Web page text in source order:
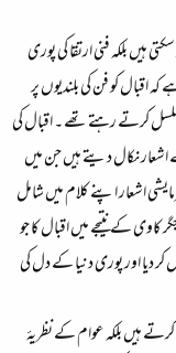
ہیں بلکہ فنی ارتقا کی پوری
اقبال کو فن کی بلندیوں پر
کرتے رہتے تھے ۔ اقبال کی
نکال دیتے ہیں جن میں
اشعار اپنے کلام میں شامل
کے نتیجے میں اقبال کا جو
دیا اور پوری دنیا کے دل کی
ہیں بلکہ عوام کے نظریۂ